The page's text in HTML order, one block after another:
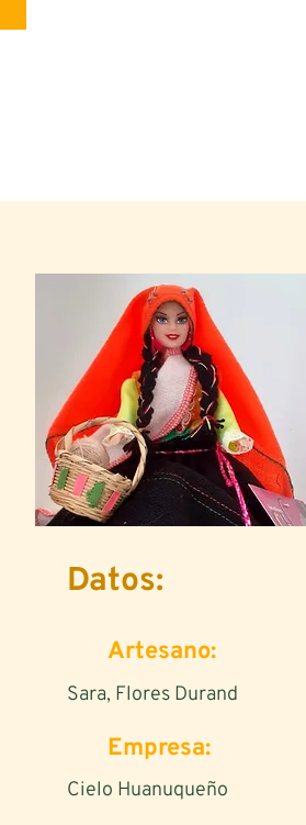
Datos:
Artesano:
Sara, Flores Durand
Empresa:
Cielo Huanuqueño